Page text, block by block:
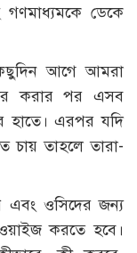
গণমাধ্যমকে ডেকে
আগে আমরা
করার পর এসব
হাতে। এরপর যদি
চায় তাহলে তারা-
এবং ওসিদের জন্য
করতে হবে।